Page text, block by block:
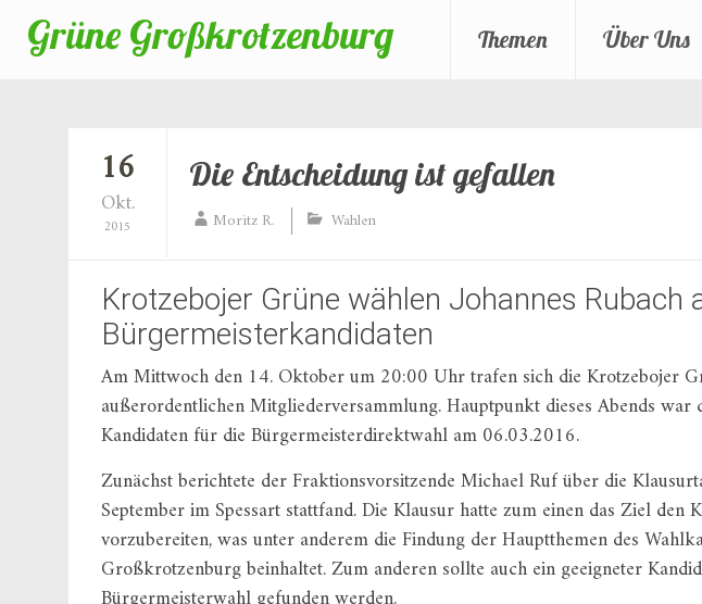
Grüne Großkrotzenburg Themen Über Uns
16
Okt.
2015
Die Entscheidung ist gefallen
Moritz R. Wahlen
Krotzebojer Grüne wählen Johannes Rubach
Bürgermeisterkandidaten
Am Mittwoch den 14. Oktober um 20:00 Uhr trafen sich die Krotzebojer
außerordentlichen Mitgliederversammlung. Hauptpunkt dieses Abends war
Kandidaten für die Bürgermeisterdirektwahl am 06.03.2016.
Zunächst berichtete der Fraktionsvorsitzende Michael Ruf über die
September im Spessart stattfand. Die Klausur hatte zum einen das Ziel
vorzubereiten, was unter anderem die Findung der Hauptthemen des
Großkrotzenburg beinhaltet. Zum anderen sollte auch ein geeigneter